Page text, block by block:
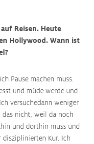
Reisen. Heute
Hollywood. Wann ist
Pause machen muss.
und müde werde und
versuche​dann weniger
das nicht, weil da noch
und dorthin muss und
Kur. Ich